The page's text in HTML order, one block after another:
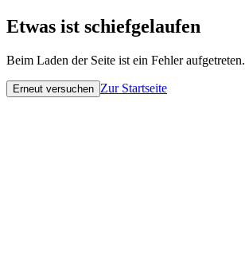
Etwas ist schiefgelaufen
Beim Laden der Seite ist ein Fehler aufgetreten.
Erneut versuchen Zur Startseite